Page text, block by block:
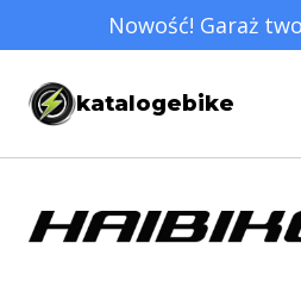
do
treści
Nowość! Garaż
katalogebike